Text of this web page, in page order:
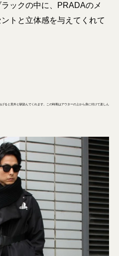
ックの中に、PRADAのメ
トと立体感を与えてくれて
ると意外と馴染んでくれます。この時期はアウターの上から身に付けて楽しん